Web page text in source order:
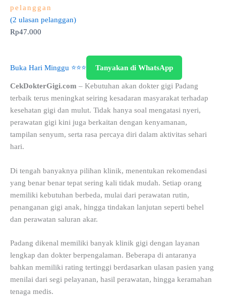
pelanggan
(2 ulasan pelanggan)
Rp47.000
Buka Hari Minggu ⭐⭐⭐ Tanyakan di WhatsApp
CekDokterGigi.com – Kebutuhan akan dokter gigi Padang
terbaik terus meningkat seiring kesadaran masyarakat terhadap
kesehatan gigi dan mulut. Tidak hanya soal mengatasi nyeri,
perawatan gigi kini juga berkaitan dengan kenyamanan,
tampilan senyum, serta rasa percaya diri dalam aktivitas sehari
hari.
Di tengah banyaknya pilihan klinik, menentukan rekomendasi
yang benar benar tepat sering kali tidak mudah. Setiap orang
memiliki kebutuhan berbeda, mulai dari perawatan rutin,
penanganan gigi anak, hingga tindakan lanjutan seperti behel
dan perawatan saluran akar.
Padang dikenal memiliki banyak klinik gigi dengan layanan
lengkap dan dokter berpengalaman. Beberapa di antaranya
bahkan memiliki rating tertinggi berdasarkan ulasan pasien yang
menilai dari segi pelayanan, hasil perawatan, hingga keramahan
tenaga medis.